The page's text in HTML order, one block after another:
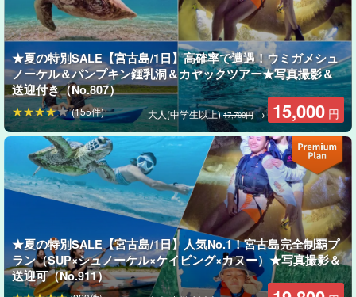
★夏の特別SALE【宮古島/1日】高確率で遭遇！ウミガメシュ
ノーケル＆パンプキン鍾乳洞＆カヤックツアー★写真撮影＆
送迎付き（No.807）
大人(中学生以上)17,700円→ 15,000 円
(155件)
★夏の特別SALE【宮古島/1日】人気No.1！宮古島完全制覇プ
ラン（SUP×シュノーケル×ケイビング×カヌー）★写真撮影＆
送迎可（No.911）